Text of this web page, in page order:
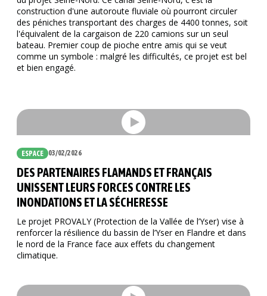
construction d'une autoroute fluviale où pourront circuler
des péniches transportant des charges de 4400 tonnes, soit
l'équivalent de la cargaison de 220 camions sur un seul
bateau. Premier coup de pioche entre amis qui se veut
comme un symbole : malgré les difficultés, ce projet est bel
et bien engagé.
ESPACE 03/02/2026
DES PARTENAIRES FLAMANDS ET FRANÇAIS
UNISSENT LEURS FORCES CONTRE LES
INONDATIONS ET LA SÉCHERESSE
Le projet PROVALY (Protection de la Vallée de l’Yser) vise à
renforcer la résilience du bassin de l’Yser en Flandre et dans
le nord de la France face aux effets du changement
climatique.